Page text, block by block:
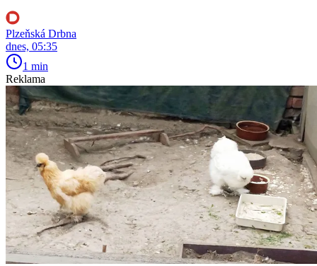
Plzeňská Drbna
dnes, 05:35
1 min
Reklama